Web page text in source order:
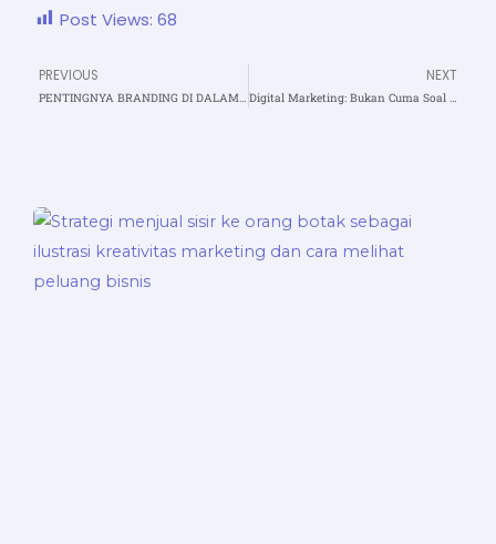
Post Views: 68
Prev
PREVIOUS
PENTINGNYA BRANDING DI DALAM BISNIS UMKM
NEXT
Digital Marketing: Bukan Cuma Soal “Posting”, Tapi Soal “Winning”